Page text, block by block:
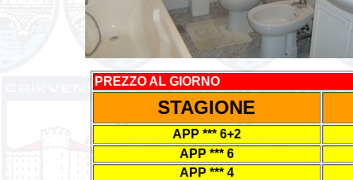
PREZZO AL GIORNO
STAGIONE
APP *** 6+2
APP *** 6
APP *** 4